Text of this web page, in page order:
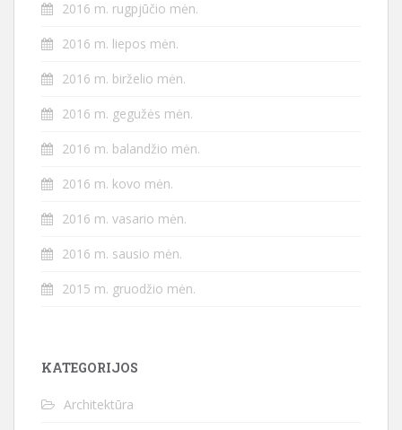
2016 m. rugpjūčio mėn.
2016 m. liepos mėn.
2016 m. birželio mėn.
2016 m. gegužės mėn.
2016 m. balandžio mėn.
2016 m. kovo mėn.
2016 m. vasario mėn.
2016 m. sausio mėn.
2015 m. gruodžio mėn.
KATEGORIJOS
Architektūra